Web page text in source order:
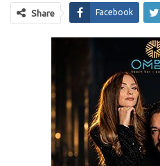
Share Facebook